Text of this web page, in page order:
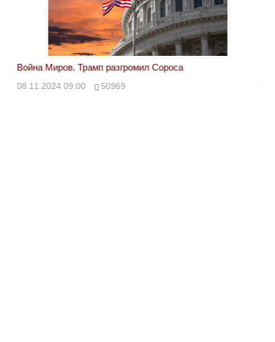
Война Миров. Трамп разгромил Сороса
08.11.2024 09:00 50969